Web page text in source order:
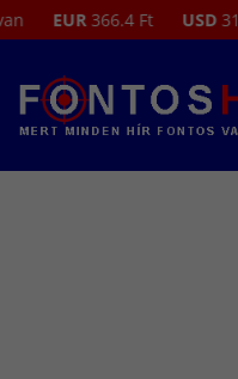
EUR 366.4 Ft USD 318.0